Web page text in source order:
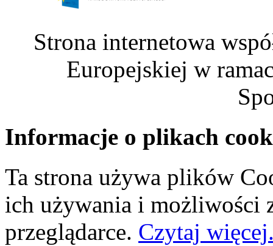
Strona internetowa
Europejskiej w
Informacje o plikach
Ta strona używa plików
ich używania i możliwości
przeglądarce. Czytaj